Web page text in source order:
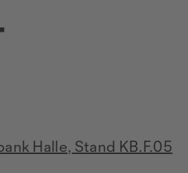
Halle, Stand KB.F.05